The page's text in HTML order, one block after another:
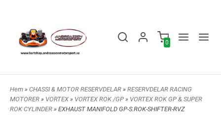
0
Hem » CHASSI & MOTOR RESERVDELAR » RESERVDELAR RACING
MOTORER » VORTEX » VORTEX ROK /GP » VORTEX ROK GP & SUPER
ROK CYLINDER » EXHAUST MANIFOLD GP-S.ROK-SHIFTER-RVZ